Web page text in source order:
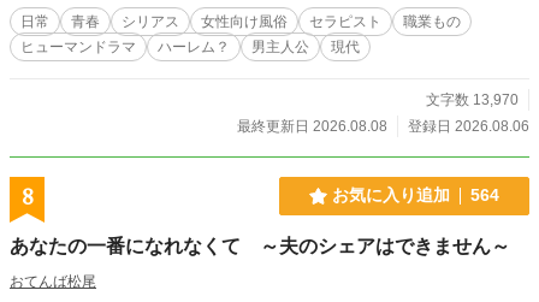
末とは。 主人公・迅を中心に個性豊かな登場人物たちが成長する姿と、女性
向け風俗店経営のリアルを描くストーリー。 (原案:志陽) 【全十七話・約二十万
字のお話です】 ※他サイト様にも掲載しております※
日常 青春 シリアス 女性向け風俗 セラピスト
職業もの
ヒューマンドラマ
ハーレム？ 男主人公 現代
文字数 13,970
最終更新日 2026.08.08
登録日 2026.08.06
8 お気に入り追加 564
あなたの一番になれなくて ～夫のシェアはできません～
おてんば松尾